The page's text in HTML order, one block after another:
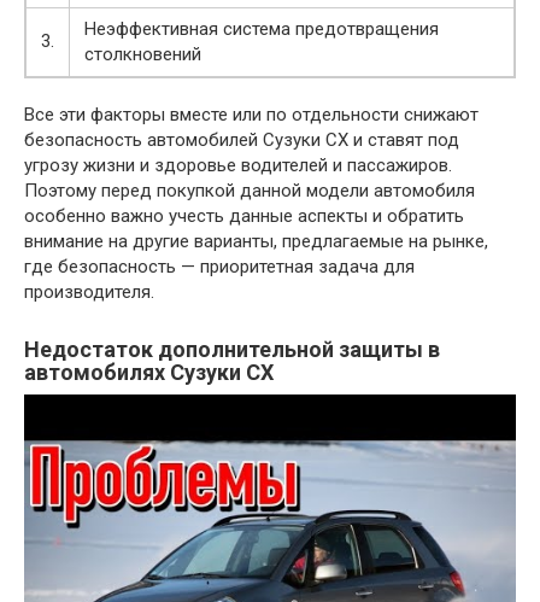
3.
Неэффективная система предотвращения
столкновений
Все эти факторы вместе или по отдельности снижают
безопасность автомобилей Сузуки СХ и ставят под
угрозу жизни и здоровье водителей и пассажиров.
Поэтому перед покупкой данной модели автомобиля
особенно важно учесть данные аспекты и обратить
внимание на другие варианты, предлагаемые на рынке,
где безопасность — приоритетная задача для
производителя.
Недостаток дополнительной защиты в
автомобилях Сузуки СХ